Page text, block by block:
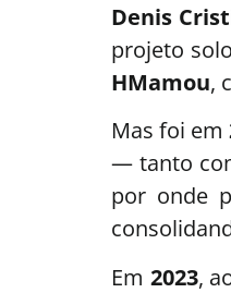
Denis
projeto
HMamou,
Mas foi em
— tanto
por onde
Em 2023,